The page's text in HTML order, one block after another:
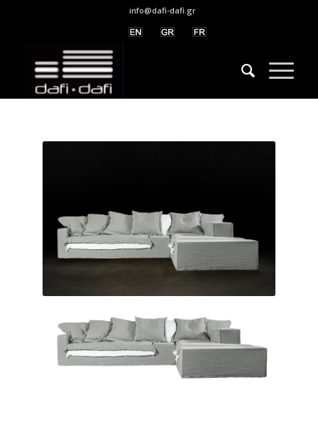
info@dafi-dafi.gr